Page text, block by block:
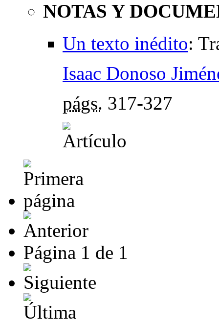
NOTAS Y
Un texto inédito:
Isaac Donoso
págs. 317-327
Página 1 de 1